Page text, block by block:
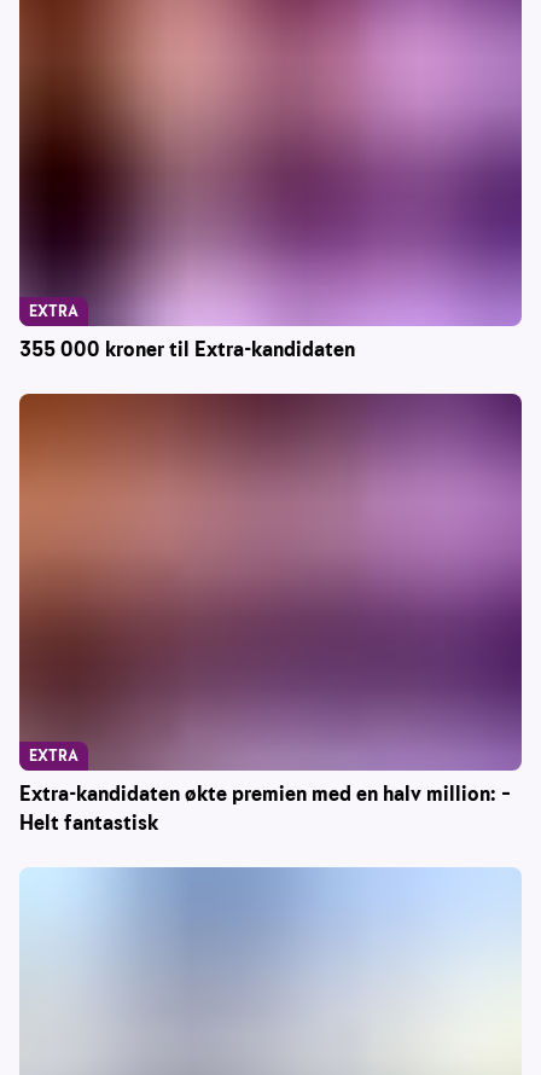
355 000 kroner til Extra-kandidaten
EXTRA
Extra-kandidaten økte premien med en halv million: –
Helt fantastisk
EXTRA